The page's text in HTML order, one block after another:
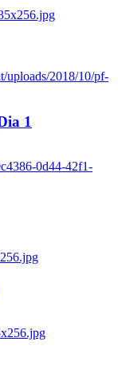
uploads/2018/10/pf-
1
0d44-42f1-